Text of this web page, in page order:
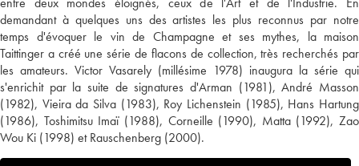
demandant à quelques uns des artistes les plus reconnus par notre
temps d'évoquer le vin de Champagne et ses mythes, la maison
Taittinger a créé une série de flacons de collection, très recherchés par
les amateurs. Victor Vasarely (millésime 1978) inaugura la série qui
s'enrichit par la suite de signatures d'Arman (1981), André Masson
(1982), Vieira da Silva (1983), Roy Lichenstein (1985), Hans Hartung
(1986), Toshimitsu Imaï (1988), Corneille (1990), Matta (1992), Zao
Wou Ki (1998) et Rauschenberg (2000).